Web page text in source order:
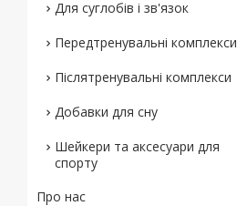
Для суглобів і зв'язок
Передтренувальні комплекси
Післятренувальні комплекси
Добавки для сну
Шейкери та аксесуари для
спорту
Про нас